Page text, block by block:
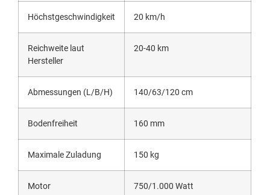
Höchstgeschwindigkeit 20 km/h
Reichweite laut
Hersteller
20-40 km
Abmessungen (L/B/H) 140/63/120 cm
Bodenfreiheit 160 mm
Maximale Zuladung 150 kg
Motor 750/1.000 Watt